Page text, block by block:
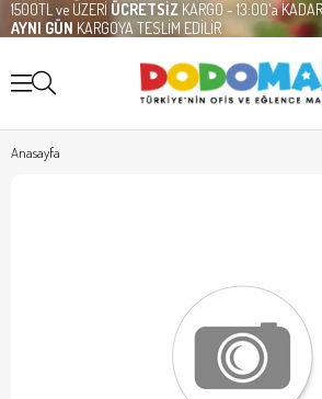
1500TL ve ÜZERİ ÜCRETSİZ KARGO - 13:00'a
AYNI GÜN KARGOYA TESLİM EDİLİR
Anasayfa